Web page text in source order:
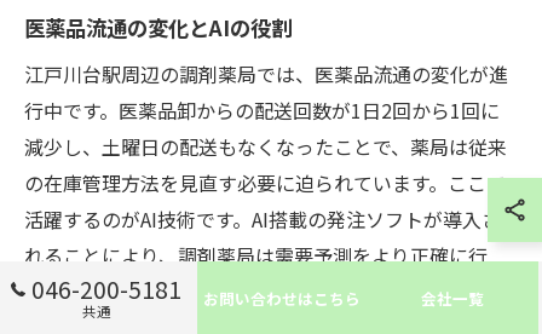
医薬品流通の変化とAIの役割
江戸川台駅周辺の調剤薬局では、医薬品流通の変化が進
行中です。医薬品卸からの配送回数が1日2回から1回に
減少し、土曜日の配送もなくなったことで、薬局は従来
の在庫管理方法を見直す必要に迫られています。ここで
活躍するのがAI技術です。AI搭載の発注ソフトが導入さ
れることにより、調剤薬局は需要予測をより正確に行
い、必要な医薬品を効率的に注文することが可能になり
ました。これにより、在庫の過不足を防ぎ、安定した医
046-200-5181
共通
お問い合わせはこちら 会社一覧